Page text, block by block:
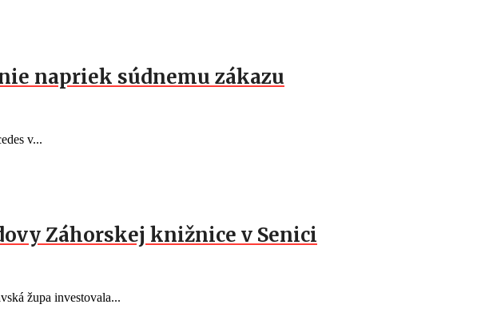
napriek súdnemu zákazu
v...
Záhorskej knižnice v Senici
župa investovala...